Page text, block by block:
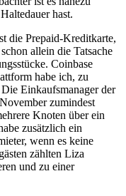
hast.
die Prepaid-Kreditkarte,
allein die Tatsache
Coinbase
habe ich, zu
Einkaufsmanager der
zumindest
Knoten über ein
zusätzlich ein
wenn es keine
zählten Liza
und zu einer